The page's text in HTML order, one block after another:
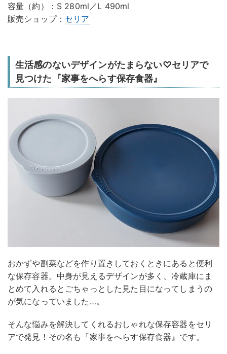
容量（約）：S 280ml／L 490ml
販売ショップ： セリア
生活感のないデザインがたまらない♡セリアで
見つけた『家事をへらす保存食器』
おかずや副菜などを作り置きしておくときにあると便利
な保存容器。中身が見えるデザインが多く、冷蔵庫にま
とめて入れるとごちゃっとした見た目になってしまうの
が気になっていました…。
そんな悩みを解決してくれるおしゃれな保存容器をセリ
アで発見！その名も『家事をへらす保存食器』です。